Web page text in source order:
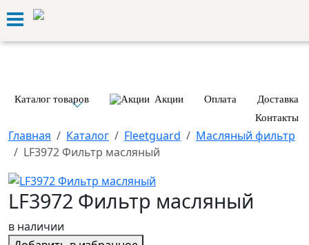
Каталог товаров Акции Оплата
Доставка
Контакты
Главная Каталог Fleetguard
Масляный фильтр
LF3972 Фильтр масляный
LF3972 Фильтр масляный
в наличии